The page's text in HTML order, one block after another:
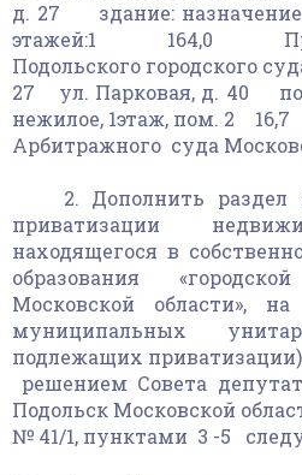
д. 27 здание: назначение
этажей:1 164,0
Подольского городского
27 ул. Парковая, д. 40
нежилое, 1этаж, пом. 2
Арбитражного суда
2. Дополнить раздел 2
приватизации
находящегося в
образования
Московской области»,
муниципальных
подлежащих
решением Совета
Подольск Московской
№ 41/1, пунктами 3 -5